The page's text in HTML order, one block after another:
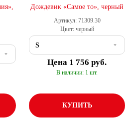
Дождевик «Самое то», черный
Артикул: 71309.30
Цвет: черный
Цена 1 756 руб.
В наличии: 1 шт.
КУПИТЬ